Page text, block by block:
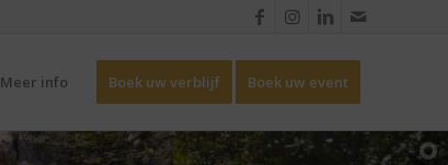
Meer info Boek uw verblijf Boek uw event